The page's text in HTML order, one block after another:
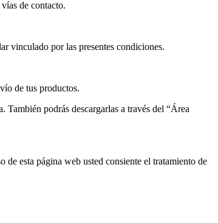
de contacto.
vinculado por las presentes condiciones.
de tus productos.
podrás descargarlas a través del “Área
esta página web usted consiente el tratamiento de